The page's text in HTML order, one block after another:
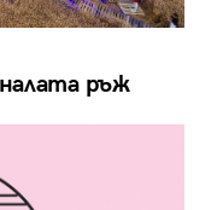
ръж